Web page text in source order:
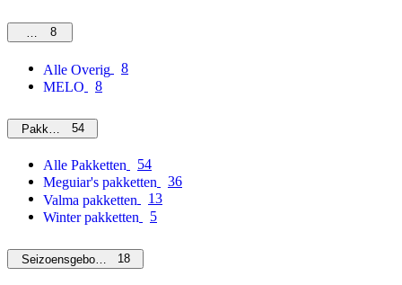
Overig
8
Alle Overig
8
MELO
8
Pakketten54
Alle Pakketten
54
Meguiar's pakketten
36
Valma pakketten
13
Winter pakketten
5
Seizoensgebonden18